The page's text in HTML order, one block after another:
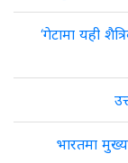
‘गेटामा यही
भारतमा